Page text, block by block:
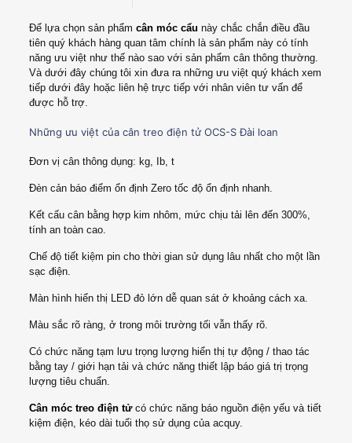
Để lựa chọn sản phẩm cân móc cẩu này chắc chắn điều đầu
tiên quý khách hàng quan tâm chính là sản phẩm này có tính
năng ưu việt như thế nào sao với sản phẩm cân thông thường.
Và dưới đây chúng tôi xin đưa ra những ưu việt quý khách xem
tiếp dưới đây hoặc liên hệ trực tiếp với nhân viên tư vấn để
được hỗ trợ.
Những ưu việt của cân treo điện tử OCS-S Đài loan
Đơn vị cân thông dụng: kg, Ib, t
Đèn cản báo điểm ổn định Zero tốc độ ổn định nhanh.
Kết cấu cân bằng hợp kim nhôm, mức chịu tải lên đến 300%,
tính an toàn cao.
Chế độ tiết kiệm pin cho thời gian sử dụng lâu nhất cho một lần
sạc điện.
Màn hình hiển thị LED đỏ lớn dễ quan sát ở khoảng cách xa.
Màu sắc rõ ràng, ở trong môi trường tối vẫn thấy rõ.
Có chức năng tạm lưu trọng lượng hiển thị tự động / thao tác
bằng tay / giới hạn tải và chức năng thiết lập báo giá trị trọng
lượng tiêu chuẩn.
Cân móc treo điện tửcó chức năng báo nguồn điện yếu và tiết
kiệm điện, kéo dài tuổi thọ sử dụng của acquy.